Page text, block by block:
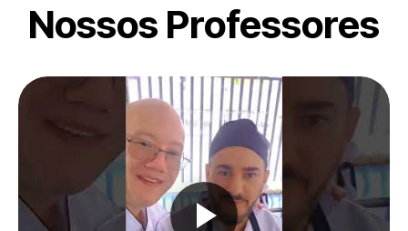
Nossos Professores